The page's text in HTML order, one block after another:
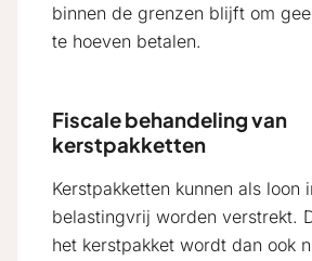
binnen de grenzen blijft om
te hoeven betalen.
Fiscale behandeling van
kerstpakketten
Kerstpakketten kunnen als loon
belastingvrij worden verstrekt.
het kerstpakket wordt dan ook